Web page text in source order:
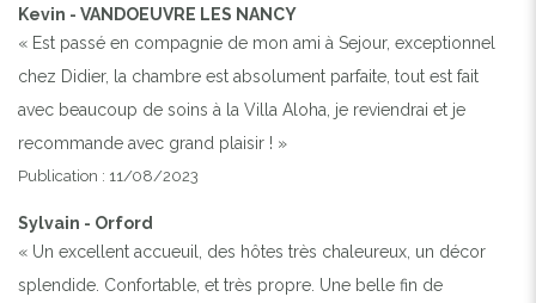
Kevin - VANDOEUVRE LES NANCY
« Est passé en compagnie de mon ami à Sejour, exceptionnel
chez Didier, la chambre est absolument parfaite, tout est fait
avec beaucoup de soins à la Villa Aloha, je reviendrai et je
recommande avec grand plaisir ! »
Publication : 11/08/2023
Sylvain - Orford
« Un excellent accueuil, des hôtes très chaleureux, un décor
splendide. Confortable, et très propre. Une belle fin de